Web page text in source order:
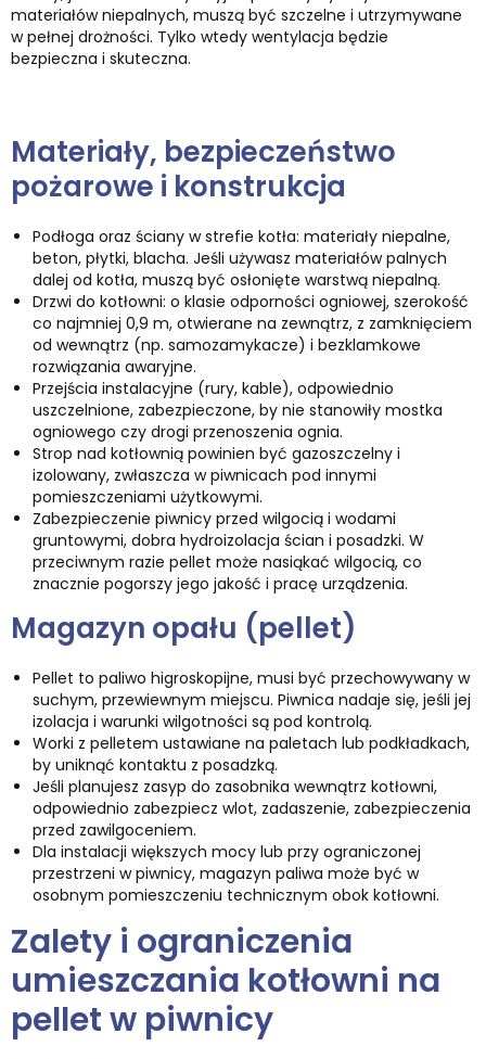
materiałów niepalnych, muszą być szczelne i utrzymywane
w pełnej drożności. Tylko wtedy wentylacja będzie
bezpieczna i skuteczna.
Materiały, bezpieczeństwo
pożarowe i konstrukcja
Podłoga oraz ściany w strefie kotła: materiały niepalne,
beton, płytki, blacha. Jeśli używasz materiałów palnych
dalej od kotła, muszą być osłonięte warstwą niepalną.
Drzwi do kotłowni: o klasie odporności ogniowej, szerokość
co najmniej 0,9 m, otwierane na zewnątrz, z zamknięciem
od wewnątrz (np. samozamykacze) i bezklamkowe
rozwiązania awaryjne.
Przejścia instalacyjne (rury, kable), odpowiednio
uszczelnione, zabezpieczone, by nie stanowiły mostka
ogniowego czy drogi przenoszenia ognia.
Strop nad kotłownią powinien być gazoszczelny i
izolowany, zwłaszcza w piwnicach pod innymi
pomieszczeniami użytkowymi.
Zabezpieczenie piwnicy przed wilgocią i wodami
gruntowymi, dobra hydroizolacja ścian i posadzki. W
przeciwnym razie pellet może nasiąkać wilgocią, co
znacznie pogorszy jego jakość i pracę urządzenia.
Magazyn opału (pellet)
Pellet to paliwo higroskopijne, musi być przechowywany w
suchym, przewiewnym miejscu. Piwnica nadaje się, jeśli jej
izolacja i warunki wilgotności są pod kontrolą.
Worki z pelletem ustawiane na paletach lub podkładkach,
by uniknąć kontaktu z posadzką.
Jeśli planujesz zasyp do zasobnika wewnątrz kotłowni,
odpowiednio zabezpiecz wlot, zadaszenie, zabezpieczenia
przed zawilgoceniem.
Dla instalacji większych mocy lub przy ograniczonej
przestrzeni w piwnicy, magazyn paliwa może być w
osobnym pomieszczeniu technicznym obok kotłowni.
Zalety i ograniczenia
umieszczania kotłowni na
pellet w piwnicy